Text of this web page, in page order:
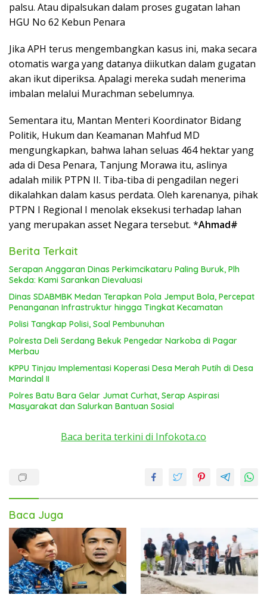
palsu. Atau dipalsukan dalam proses gugatan lahan
HGU No 62 Kebun Penara
Jika APH terus mengembangkan kasus ini, maka secara
otomatis warga yang datanya diikutkan dalam gugatan
akan ikut diperiksa. Apalagi mereka sudah menerima
imbalan melalui Murachman sebelumnya.
Sementara itu, Mantan Menteri Koordinator Bidang
Politik, Hukum dan Keamanan Mahfud MD
mengungkapkan, bahwa lahan seluas 464 hektar yang
ada di Desa Penara, Tanjung Morawa itu, aslinya
adalah milik PTPN II. Tiba-tiba di pengadilan negeri
dikalahkan dalam kasus perdata. Oleh karenanya, pihak
PTPN I Regional I menolak eksekusi terhadap lahan
yang merupakan asset Negara tersebut. *Ahmad#
Berita Terkait
Serapan Anggaran Dinas Perkimcikataru Paling Buruk, Plh
Sekda: Kami Sarankan Dievaluasi
Dinas SDABMBK Medan Terapkan Pola Jemput Bola, Percepat
Penanganan Infrastruktur hingga Tingkat Kecamatan
Polisi Tangkap Polisi, Soal Pembunuhan
Polresta Deli Serdang Bekuk Pengedar Narkoba di Pagar
Merbau
KPPU Tinjau Implementasi Koperasi Desa Merah Putih di Desa
Marindal II
Polres Batu Bara Gelar Jumat Curhat, Serap Aspirasi
Masyarakat dan Salurkan Bantuan Sosial
Baca berita terkini di Infokota.co
Baca Juga